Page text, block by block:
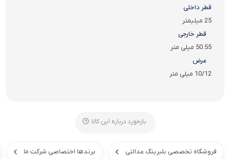
قطر داخلی
25 میلیمتر
قطر خارجی
50.55 میلی متر
عرض
10/12 میلی متر
بازخورد درباره این کالا
فروشگاه تخصصی بلبرینگ عدالتی برندها اختصاصی شرکت ما